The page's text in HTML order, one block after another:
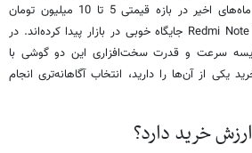
هستند. به همین خاطر طی ماه‌های اخیر در بازه قیمتی 5 تا 10 میلیون تومان
Redmi Note 11 Pro و Redmi Note 11S جایگاه خوبی در بازار پیدا کرده‌اند. در
سرعت و قدرت سخت‌افزاری این دو گوشی با
یکی از آن‌ها را دارید، انتخاب آگاهانه‌تری انجام